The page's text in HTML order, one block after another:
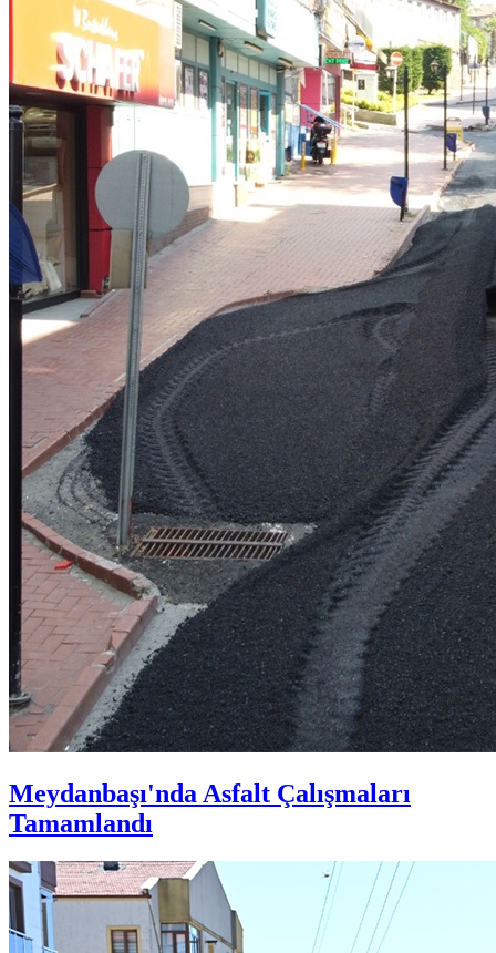
Meydanbaşı'nda Asfalt Çalışmaları
Tamamlandı